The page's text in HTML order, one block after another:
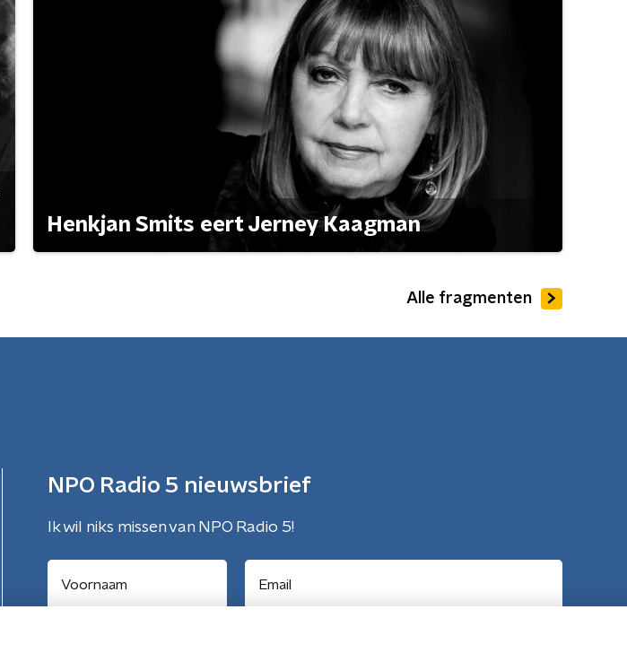
Henkjan Smits eert Jerney Kaagman
Alle fragmenten
NPO Radio 5 nieuwsbrief
Ik wil niks missen van NPO Radio 5!